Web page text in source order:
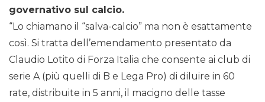
governativo sul calcio.
“Lo chiamano il “salva-calcio” ma non è esattamente
così. Si tratta dell’emendamento presentato da
Claudio Lotito di Forza Italia che consente ai club di
serie A (più quelli di B e Lega Pro) di diluire in 60
rate, distribuite in 5 anni, il macigno delle tasse